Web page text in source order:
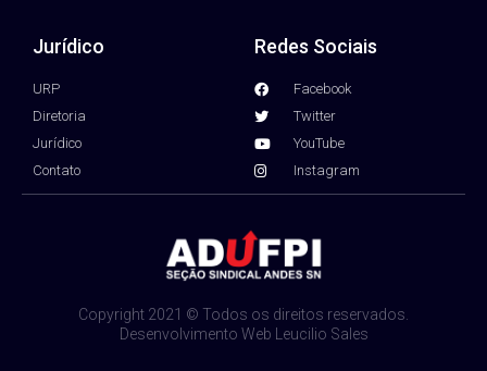
Jurídico
URP
Diretoria
Jurídico
Contato
Redes Sociais
Facebook
Twitter
YouTube
Instagram
Copyright 2021 © Todos os direitos reservados.
Desenvolvimento Web Leucilio Sales